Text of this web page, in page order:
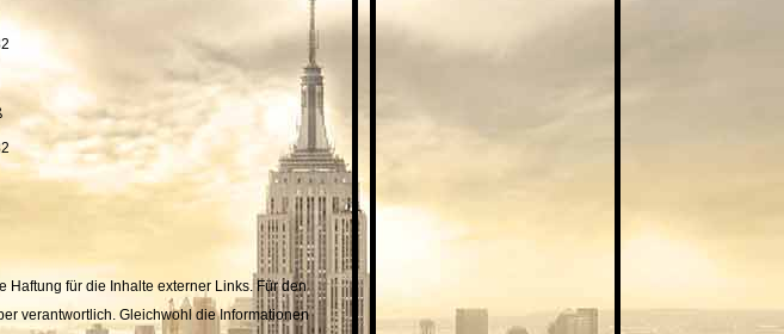
für die Inhalte externer Links. Für den
verantwortlich. Gleichwohl die Informationen